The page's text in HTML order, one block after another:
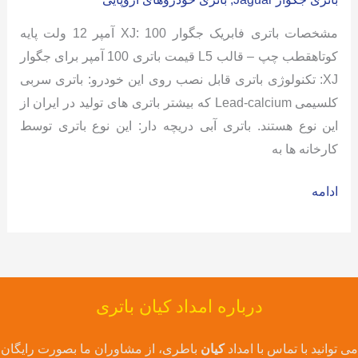
مشخصات باتری فابریک جگوار XJ: 100 آمپر 12 ولت پایه
کوتاهقطب چپ – قالب L5 قیمت باتری 100 آمپر برای جگوار
XJ: تکنولوژی باتری قابل نصب روی این خودرو: باتری سربی
کلسیمی Lead-calcium که بیشتر باتری های تولید در ایران از
این نوع هستند. باتری آبی دریچه دار: این نوع باتری توسط
کارخانه ها به
باتری
ادامه
درباره امداد کیان باتری
می توانید با تماس با امدادکیان باطری، از مشاوران ما بصورت رایگان